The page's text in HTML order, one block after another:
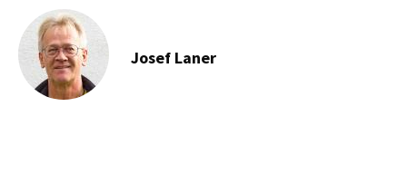
Josef Laner